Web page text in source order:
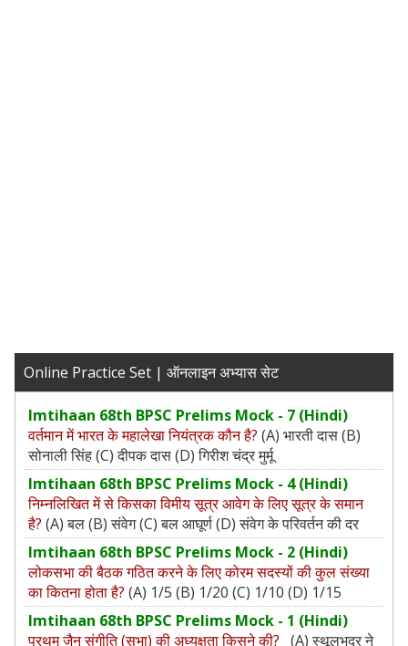
Online Practice Set | ऑनलाइन अभ्यास सेट
Imtihaan 68th BPSC Prelims Mock - 7 (Hindi)
वर्तमान में भारत के महालेखा नियंत्रक कौन है? (A) भारती दास (B)
सोनाली सिंह (C) दीपक दास (D) गिरीश चंद्र मुर्मू
Imtihaan 68th BPSC Prelims Mock - 4 (Hindi)
निम्नलिखित में से किसका विमीय सूत्र आवेग के लिए सूत्र के समान
है? (A) बल (B) संवेग (C) बल आघूर्ण (D) संवेग के परिवर्तन की दर
Imtihaan 68th BPSC Prelims Mock - 2 (Hindi)
लोकसभा की बैठक गठित करने के लिए कोरम सदस्यों की कुल संख्या
का कितना होता है? (A) 1/5 (B) 1/20 (C) 1/10 (D) 1/15
Imtihaan 68th BPSC Prelims Mock - 1 (Hindi)
प्रथम जैन संगीति (सभा) की अध्‍यक्षता किसने की? (A) स्‍थूलभद्र ने